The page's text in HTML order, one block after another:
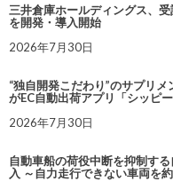
三井倉庫ホールディングス、
を開発・導入開始
2026年7月30日
“独自開発こだわり”のサプリ
がEC自動出荷アプリ「シッピ
2026年7月30日
自動車船の荷役中断を抑制す
入 ～自力走行できない車両を